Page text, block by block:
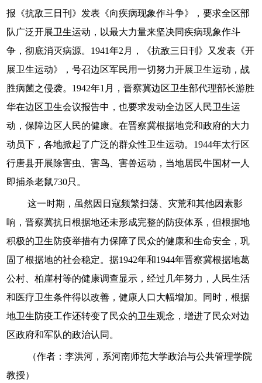
报《抗敌三日刊》发表《向疾病现象作斗争》，要求全区部
队广泛开展卫生运动，以最大力量来坚决同疾病现象作斗
争，彻底消灭病源。1941年2月，《抗敌三日刊》又发表《开
展卫生运动》，号召边区军民用一切努力开展卫生运动，战
胜病菌之侵袭。1942年1月，晋察冀边区卫生部代理部长游胜
华在边区卫生会议报告中，也要求发动全边区人民卫生运
动，保障边区人民的健康。在晋察冀根据地党和政府的大力
动员下，各地掀起了广泛的群众性卫生运动。1944年太行区
行唐县开展除害虫、害鸟、害兽运动，当地居民牛国材一人
即捕杀老鼠730只。
这一时期，虽然因日寇频繁扫荡、灾荒和其他因素影
响，晋察冀抗日根据地还未形成完整的防疫体系，但根据地
积极的卫生防疫举措有力保障了民众的健康和生命安全，巩
固了根据地的社会稳定。据1942年和1944年晋察冀根据地葛
公村、柏崖村等的健康调查显示，经过几年努力，人民生活
和医疗卫生条件得以改善，健康人口大幅增加。同时，根据
地卫生防疫工作还转变了民众的卫生观念，增进了民众对边
区政府和军队的政治认同。
（作者：李洪河，系河南师范大学政治与公共管理学院
教授）